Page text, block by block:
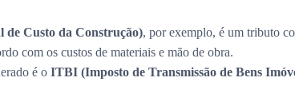
Custo da Construção), por exemplo, é um tributo
com os custos de materiais e mão de obra.
é o ITBI (Imposto de Transmissão de Bens